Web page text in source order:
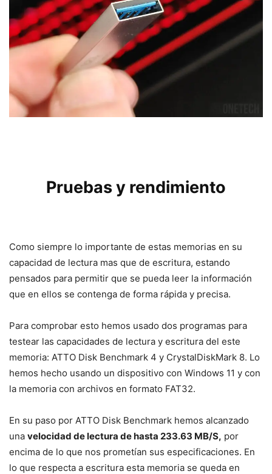
Pruebas y rendimiento
Como siempre lo importante de estas memorias en su
capacidad de lectura mas que de escritura, estando
pensados para permitir que se pueda leer la información
que en ellos se contenga de forma rápida y precisa.
Para comprobar esto hemos usado dos programas para
testear las capacidades de lectura y escritura del este
memoria: ATTO Disk Benchmark 4 y CrystalDiskMark 8. Lo
hemos hecho usando un dispositivo con Windows 11 y con
la memoria con archivos en formato FAT32.
En su paso por ATTO Disk Benchmark hemos alcanzado
una velocidad de lectura de hasta 233.63 MB/S, por
encima de lo que nos prometían sus especificaciones. En
lo que respecta a escritura esta memoria se queda en